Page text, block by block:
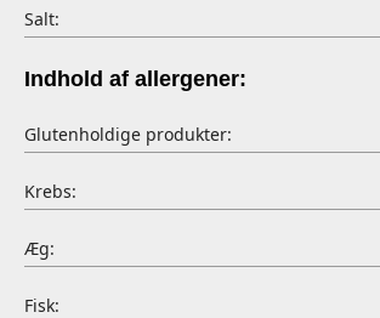
Salt:
Indhold af allergener:
Glutenholdige produkter:
Krebs:
Æg:
Fisk: